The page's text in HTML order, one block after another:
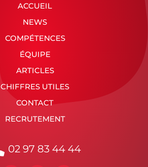
ACCUEIL
NEWS
COMPÉTENCES
ÉQUIPE
ARTICLES
CHIFFRES UTILES
CONTACT
RECRUTEMENT
02 97 83 44 44